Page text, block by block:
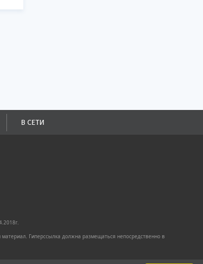
В СЕТИ
Гиперссылка должна размещаться непосредственно в